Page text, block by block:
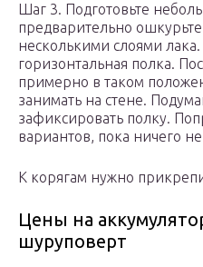
Шаг 3. Подготовьте
предварительно
несколькими слоями лака.
горизонтальная полка.
примерно в таком
занимать на стене.
зафиксировать полку.
вариантов, пока ничего
К корягам нужно
Цены на
шуруповерт